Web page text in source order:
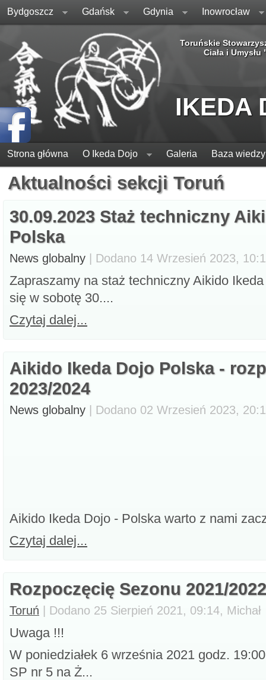
Bydgoszcz Gdańsk Gdynia Inowrocław
Toruńskie
Ciała i Umysłu
IKEDA
Strona główna O Ikeda Dojo Galeria Baza wiedzy
Aktualności sekcji Toruń
30.09.2023 Staż techniczny
Polska
News globalny | Dodano 14 Wrzesień 2023,
Zapraszamy na staż techniczny Aikido
się w sobotę 30....
Czytaj dalej...
Aikido Ikeda Dojo Polska -
2023/2024
News globalny | Dodano 02 Wrzesień 2023,
Aikido Ikeda Dojo - Polska warto z nami
Czytaj dalej...
Rozpoczęcię Sezonu 2021/2022
Toruń | Dodano 25 Sierpień 2021, 09:14, Michał
Uwaga !!!
W poniedziałek 6 września 2021 godz.
SP nr 5 na Ż...